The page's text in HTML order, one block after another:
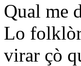
Qual me
Lo
virar çò